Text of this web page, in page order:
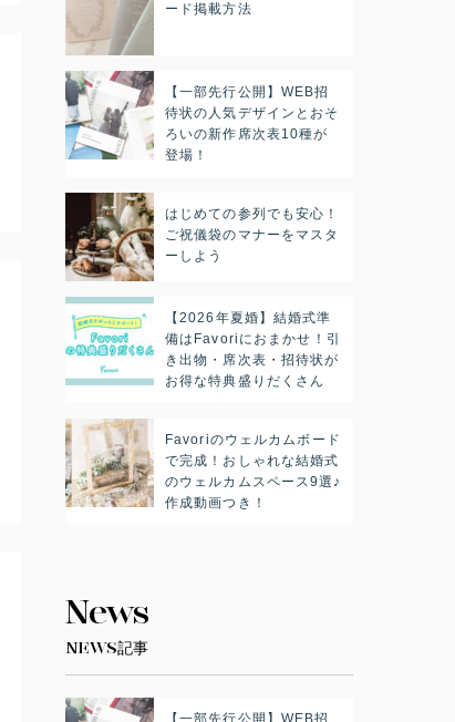
ード掲載方法
【一部先行公開】WEB招
待状の人気デザインとおそ
ろいの新作席次表10種が
登場！
はじめての参列でも安心！
ご祝儀袋のマナーをマスタ
ーしよう
【2026年夏婚】結婚式準
備はFavoriにおまかせ！引
き出物・席次表・招待状が
お得な特典盛りだくさん
Favoriのウェルカムボード
で完成！おしゃれな結婚式
のウェルカムスペース9選♪
作成動画つき！
News
NEWS記事
【一部先行公開】WEB招